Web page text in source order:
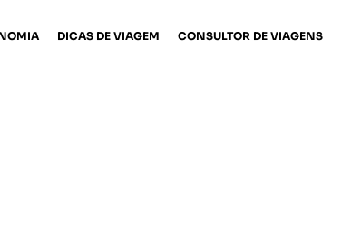
DICAS DE VIAGEM CONSULTOR DE VIAGENS